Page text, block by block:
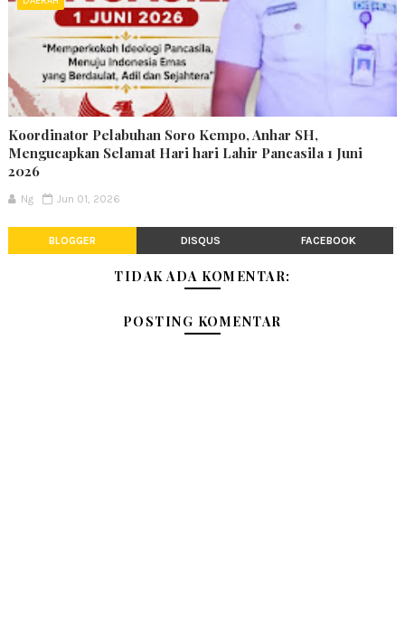
Koordinator Pelabuhan Soro Kempo, Anhar SH,
Mengucapkan Selamat Hari hari Lahir Pancasila 1 Juni
2026
Ng Jun 01, 2026
BLOGGER DISQUS FACEBOOK
TIDAK ADA KOMENTAR:
POSTING KOMENTAR